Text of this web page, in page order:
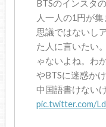
BTSのインスタ
人一人の1円が
思議ではないし
た人に言いたい
ゃないよね。わ
やBTSに迷惑か
中国語書けない
pic.twitter.com/